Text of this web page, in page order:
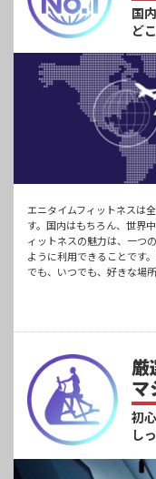
国
ど
エニタイムフィットネスは
す。国内はもちろん、世界
ィットネスの魅力は、一つ
ように利用できることです
でも、いつでも、好きな場
厳
マ
初
し